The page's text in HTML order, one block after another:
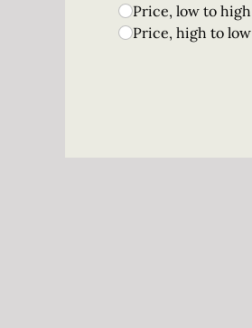
Price, low to high
Price, high to low